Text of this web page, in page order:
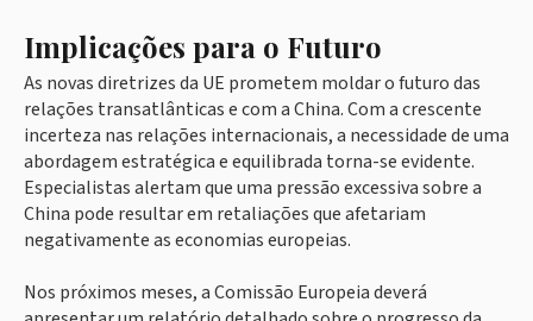
Implicações para o Futuro
As novas diretrizes da UE prometem moldar o futuro das
relações transatlânticas e com a China. Com a crescente
incerteza nas relações internacionais, a necessidade de uma
abordagem estratégica e equilibrada torna-se evidente.
Especialistas alertam que uma pressão excessiva sobre a
China pode resultar em retaliações que afetariam
negativamente as economias europeias.
Nos próximos meses, a Comissão Europeia deverá